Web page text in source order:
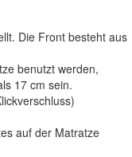
Die Front besteht aus
benutzt werden,
17 cm sein.
auf der Matratze